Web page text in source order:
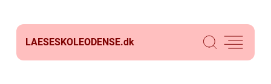
LAESESKOLEODENSE.dk